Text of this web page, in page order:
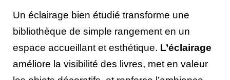
Un éclairage bien étudié transforme une
bibliothèque de simple rangement en un
espace accueillant et esthétique. L’éclairage
améliore la visibilité des livres, met en valeur